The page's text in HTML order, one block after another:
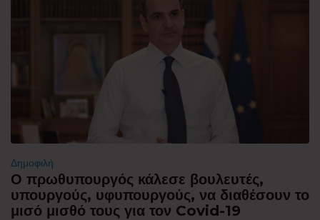
Δημοφιλή
Ο πρωθυπουργός κάλεσε βουλευτές,
υπουργούς, υφυπουργούς, να διαθέσουν το
μισό μισθό τους για τον Covid-19